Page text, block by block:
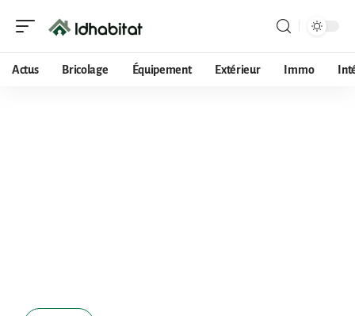
Actus Bricolage Équipement Extérieur Immo